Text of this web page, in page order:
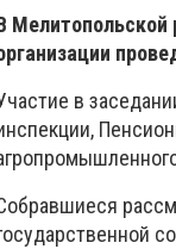
Мелитопольской
в